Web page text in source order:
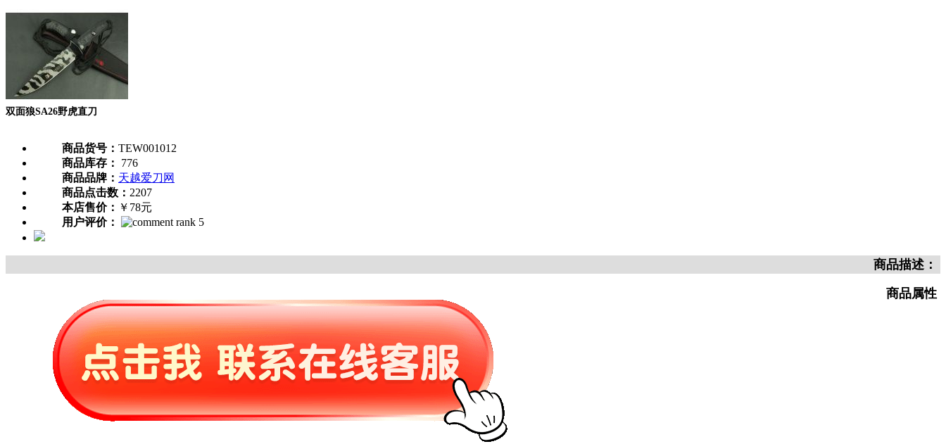
双面狼SA26野虎直刀
商品货号： TEW001012
商品库存：
776
商品品牌： 天越爱刀网
商品点击数： 2207
本店售价： ￥78元
用户评价：
商品描述：
商品属性